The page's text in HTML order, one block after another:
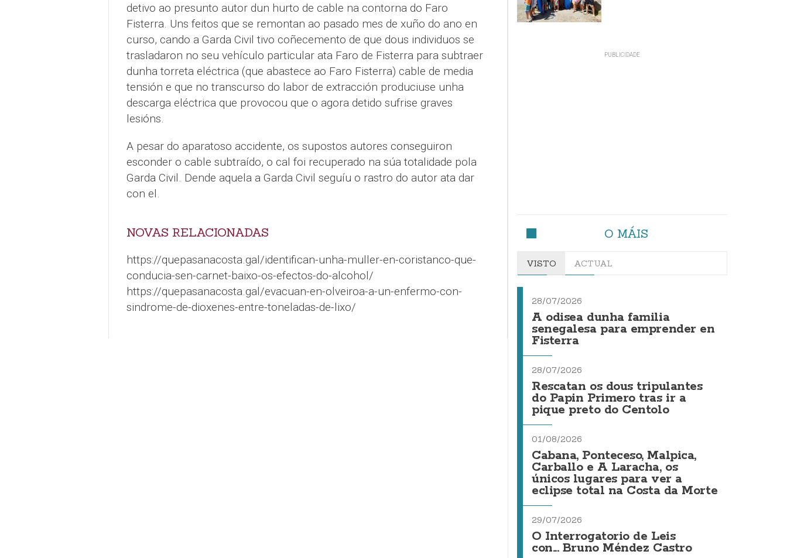
detivo ao presunto autor dun hurto de cable na contorna do Faro
Fisterra. Uns feitos que se remontan ao pasado mes de xuño do ano en
curso, cando a Garda Civil tivo coñecemento de que dous individuos se
trasladaron no seu vehículo particular ata Faro de Fisterra para subtraer
dunha torreta eléctrica (que abastece ao Faro Fisterra) cable de media
tensión e que no transcurso do labor de extracción produciuse unha
descarga eléctrica que provocou que o agora detido sufrise graves
lesións.
A pesar do aparatoso accidente, os supostos autores conseguiron
esconder o cable subtraído, o cal foi recuperado na súa totalidade pola
Garda Civil. Dende aquela a Garda Civil seguíu o rastro do autor ata dar
con el.
NOVAS RELACIONADAS
https://quepasanacosta.gal/identifican-unha-muller-en-coristanco-que-
conducia-sen-carnet-baixo-os-efectos-do-alcohol/
https://quepasanacosta.gal/evacuan-en-olveiroa-a-un-enfermo-con-
sindrome-de-dioxenes-entre-toneladas-de-lixo/
O MÁIS
VISTO ACTUAL
28/07/2026
A odisea dunha familia
senegalesa para emprender en
Fisterra
28/07/2026
Rescatan os dous tripulantes
do Papin Primero tras ir a
pique preto do Centolo
01/08/2026
Cabana, Ponteceso, Malpica,
Carballo e A Laracha, os
únicos lugares para ver a
eclipse total na Costa da Morte
29/07/2026
O Interrogatorio de Leis
con... Bruno Méndez Castro